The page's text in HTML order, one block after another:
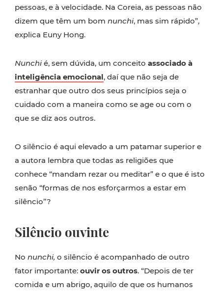
pessoas, e à velocidade. Na Coreia, as pessoas não
dizem que têm um bom nunchi, mas sim rápido”,
explica Euny Hong.
Nunchié, sem dúvida, um conceito associado à
inteligência emocional, daí que não seja de
estranhar que outro dos seus princípios seja o
cuidado com a maneira como se age ou com o
que se diz aos outros.
O silêncio é aqui elevado a um patamar superior e
a autora lembra que todas as religiões que
conhece “mandam rezar ou meditar” e o que é isto
senão “formas de nos esforçarmos a estar em
silêncio”?
Silêncio ouvinte
No nunchi, o silêncio é acompanhado de outro
fator importante: ouvir os outros. “Depois de ter
comida e um abrigo, aquilo de que os humanos